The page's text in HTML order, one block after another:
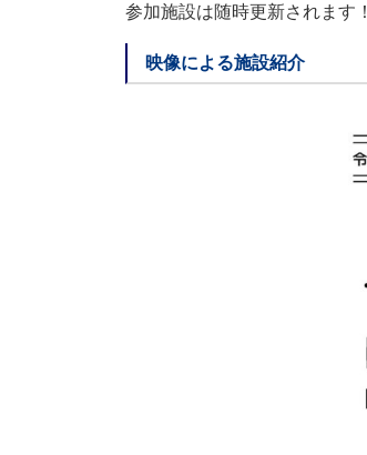
参加施設は随時更新されます！
映像による施設紹介